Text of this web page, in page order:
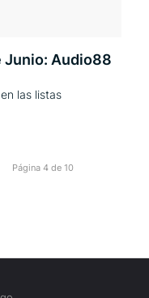
Junio: Audio88
las listas
Página 4 de 10